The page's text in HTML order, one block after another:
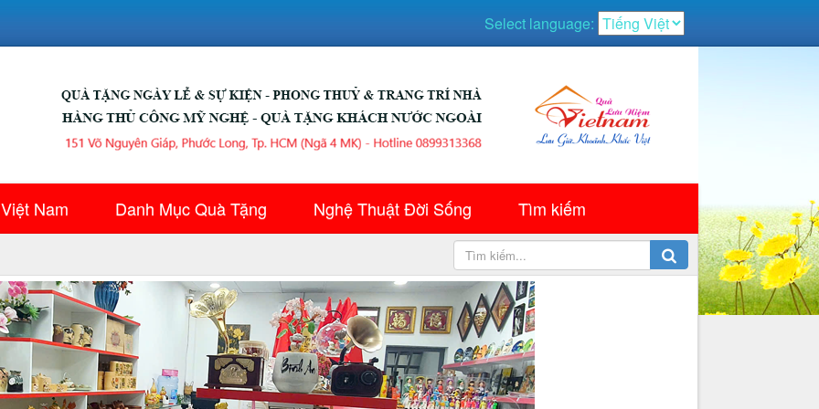
Nam Danh Mục Quà Tặng Nghệ Thuật Đời Sống Tìm kiếm
Select language: